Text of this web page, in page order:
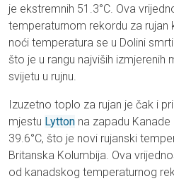
je ekstremnih 51.3°C. Ova
temperaturnom rekordu za rujan
noći temperatura se u Dolini
što je u rangu najviših izmjerenih
svijetu u rujnu.
Izuzetno toplo za rujan je čak i
mjestu Lytton na zapadu
39.6°C, što je novi rujanski
Britanska Kolumbija. Ova
od kanadskog temperaturnog